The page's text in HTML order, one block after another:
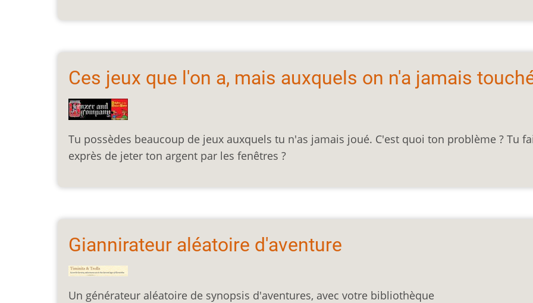
Ces jeux que l'on a, mais auxquels on n'a jamais
Tu possèdes beaucoup de jeux auxquels tu n'as jamais joué. C'est quoi ton problème ? Tu
exprès de jeter ton argent par les fenêtres ?
Giannirateur aléatoire d'aventure
Un générateur aléatoire de synopsis d'aventures, avec votre bibliothèque